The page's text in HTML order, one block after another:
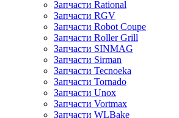
Запчасти Rational
Запчасти RGV
Запчасти Robot Coupe
Запчасти Roller Grill
Запчасти SINMAG
Запчасти Sirman
Запчасти Tecnoeka
Запчасти Tornado
Запчасти Unox
Запчасти Vortmax
Запчасти WLBake